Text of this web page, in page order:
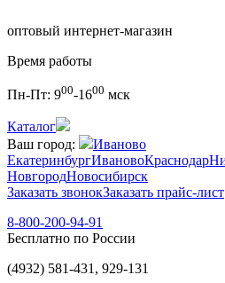
оптовый интернет-магазин
Время работы
Пн-Пт: 900-1600 мск
Каталог
Ваш город:
Иваново
ЕкатеринбургИвановоКраснодар
НовгородНовосибирск
Заказать звонокЗаказать прайс-лист
8-800-200-94-91
Бесплатно по России
(4932) 581-431, 929-131